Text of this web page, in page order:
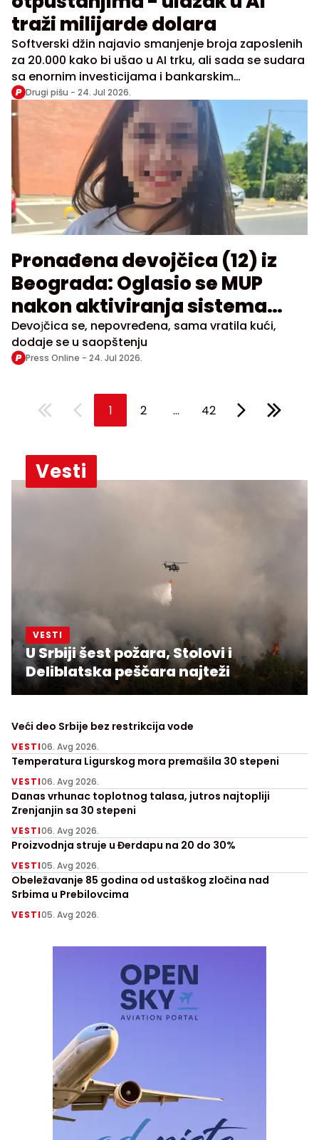
traži milijarde dolara
Softverski džin najavio smanjenje broja zaposlenih
za 20.000 kako bi ušao u AI trku, ali sada se sudara
sa enornim investicijama i bankarskim
garancijama
Drugi pišu - 24. Jul 2026.
Pronađena devojčica (12) iz
Beograda: Oglasio se MUP
nakon aktiviranja sistema
"Pronađi me"
Devoјčica se, nepovređena, sama vratila kući,
dodaje se u saopštenju
Press Online - 24. Jul 2026.
1 2 ... 42
Vesti
VESTI
U Srbiji šest požara, Stolovi i
Deliblatska peščara najteži
Veći deo Srbije bez restrikcija vode
VESTI06. Avg 2026.
Temperatura Ligurskog mora premašila 30 stepeni
VESTI06. Avg 2026.
Danas vrhunac toplotnog talasa, jutros najtopliji
Zrenjanjin sa 30 stepeni
VESTI06. Avg 2026.
Proizvodnja struje u Đerdapu na 20 do 30%
VESTI05. Avg 2026.
Obeležavanje 85 godina od ustaškog zločina nad
Srbima u Prebilovcima
VESTI05. Avg 2026.